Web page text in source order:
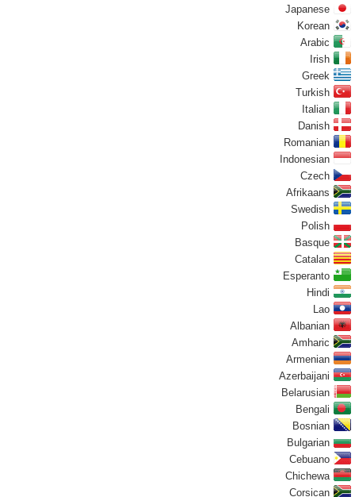
Japanese
Korean
Arabic
Irish
Greek
Turkish
Italian
Danish
Romanian
Indonesian
Czech
Afrikaans
Swedish
Polish
Basque
Catalan
Esperanto
Hindi
Lao
Albanian
Amharic
Armenian
Azerbaijani
Belarusian
Bengali
Bosnian
Bulgarian
Cebuano
Chichewa
Corsican